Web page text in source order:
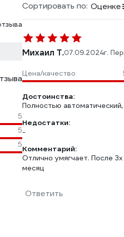
5
5
5
Сортировать по: Оценке
Михаил Т.07.09.2024г.
Цена/качество
Достоинства:
Полностью
Недостатки:
-
Комментарий:
Отлично умягчает. После
месяц
Ответить